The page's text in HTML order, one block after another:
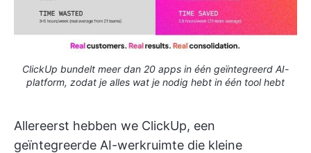
ClickUp bundelt meer dan 20 apps in één geïntegreerd AI-
platform, zodat je alles wat je nodig hebt in één tool hebt
Allereerst hebben we ClickUp, een
geïntegreerde AI-werkruimte die kleine